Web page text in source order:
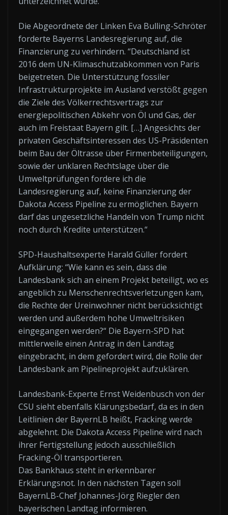
Die Abgeordnete der Linken Eva Bulling-Schröter
forderte Bayerns Landesregierung auf, die
Finanzierung zu verhindern. “Deutschland ist
2016 dem UN-Klimaschutzabkommen von Paris
beigetreten. Die Unterstützung fossiler
Infrastrukturprojekte im Ausland verstößt gegen
die Ziele des Völkerrechtsvertrags zur
energiepolitischen Abkehr von Öl und Gas, der
auch im Freistaat Bayern gilt. […] Angesichts der
privaten Geschäftsinteressen des US-Präsidenten
beim Bau der Öltrasse über Firmenbeteiligungen,
sowie der unklaren Rechtslage über die
Umweltprüfungen fordere ich die
Landesregierung auf, keine Finanzierung der
Dakota Access Pipeline zu ermöglichen. Bayern
darf das ungesetzliche Handeln von Trump nicht
noch durch Kredite unterstützen.“
SPD-Haushaltsexperte Harald Güller fordert
Aufklärung: “Wie kann es sein, dass die
Landesbank sich an einem Projekt beteiligt, wo es
angeblich zu Menschenrechtsverletzungen kam,
die Rechte der Ureinwohner nicht berücksichtigt
werden und außerdem hohe Umweltrisiken
eingegangen werden?“ Die Bayern-SPD hat
mittlerweile einen Antrag in den Landtag
eingebracht, in dem gefordert wird, die Rolle der
Landesbank am Pipelineprojekt aufzuklären.
Landesbank-Experte Ernst Weidenbusch von der
CSU sieht ebenfalls Klärungsbedarf, da es in den
Leitlinien der BayernLB heißt, Fracking werde
abgelehnt. Die Dakota Access Pipeline wird nach
ihrer Fertigstellung jedoch ausschließlich
Fracking-Öl transportieren.
Das Bankhaus steht in erkennbarer
Erklärungsnot. In den nächsten Tagen soll
BayernLB-Chef Johannes-Jörg Riegler den
bayerischen Landtag informieren.